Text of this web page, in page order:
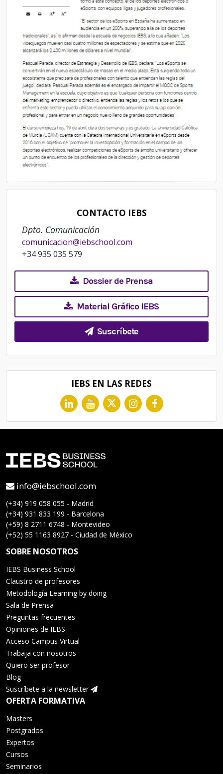
CONTACTO IEBS
Dpto. Comunicación
comunicacion@iebschool.com
+34 935 035 579
Dossier de Prensa
Material Gráfico IEBS
Suscríbete
IEBS EN LAS REDES
info@iebschool.com
(+34) 919 058 055 - Madrid
(+34) 931 833 199 - Barcelona
(+59) 8 2711 6748 - Montevideo
(+52) 55 1163 8927 - Ciudad de México
SOBRE NOSOTROS
IEBS Business School
Claustro de profesores
Metodología Learning by doing
Sala de Prensa
Preguntas frecuentes
Opiniones de IEBS
Acceso Campus Virtual
Trabaja con nosotros
Quiero ser profesor
Blog
Suscríbete a la newsletter
OFERTA FORMATIVA
Masters
Postgrados
Expertos
Cursos
Seminarios